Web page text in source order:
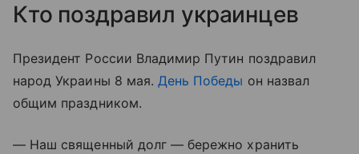
Кто поздравил украинцев
Президент России Владимир Путин поздравил
народ Украины 8 мая.День Победы он назвал
общим праздником.
— Наш священный долг — бережно хранить